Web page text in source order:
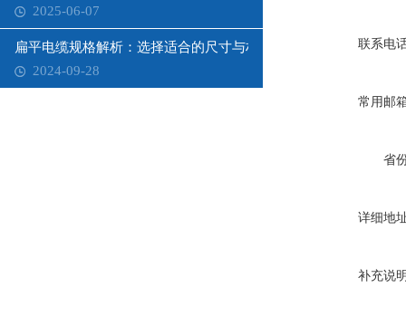
2025-06-07
扁平电缆规格解析：选择适合的尺寸与材质
2024-09-28
联系电
常用邮
省
详细地
补充说